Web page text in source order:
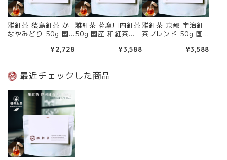
雅紅茶 猿島紅茶 か
なやみどり 50g 国
ティー ミルクティー
| お茶 日本茶 紅茶
料無料 丁寧なくらし
【定番】【Core】
¥2,728
雅紅茶 薩摩川内紅茶
50g 国産 和紅茶
ティー向き 茶園ごと
紅茶 和紅茶 茶の支
ore】
¥3,588
雅紅茶 京都 宇治紅
茶ブレンド 50g 国
ティー ミルクティー
¥3,588
最近チェックした商品